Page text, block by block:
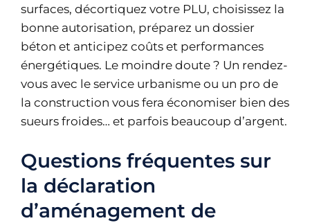
surfaces, décortiquez votre PLU, choisissez la
bonne autorisation, préparez un dossier
béton et anticipez coûts et performances
énergétiques. Le moindre doute ? Un rendez-
vous avec le service urbanisme ou un pro de
la construction vous fera économiser bien des
sueurs froides… et parfois beaucoup d’argent.
Questions fréquentes sur
la déclaration
d’aménagement de